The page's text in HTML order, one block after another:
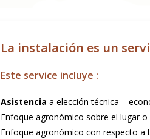
La instalación es un
Este service incluye :
Asistencia a elección técnica –
Enfoque agronómico sobre el lugar o
Enfoque agronómico con respecto a